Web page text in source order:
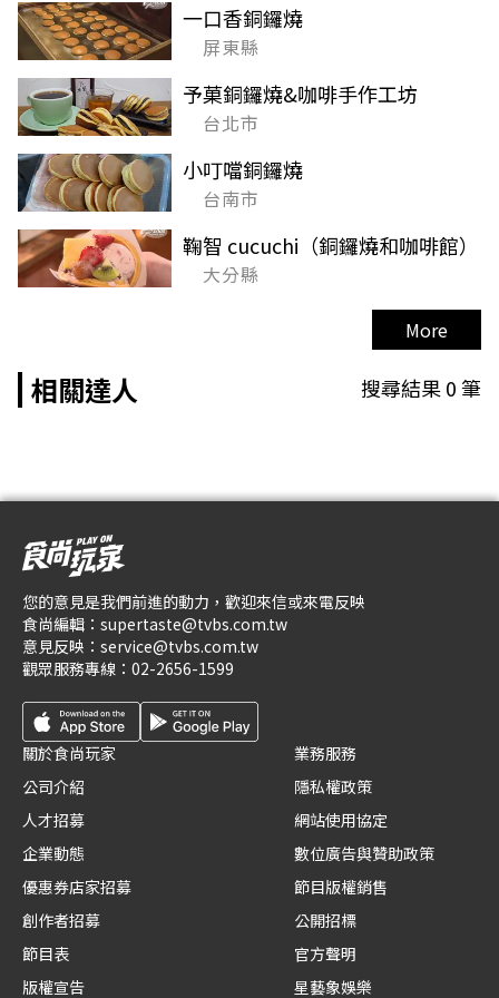
一口香銅鑼燒
屏東縣
予菓銅鑼燒&咖啡手作工坊
台北市
小叮噹銅鑼燒
台南市
鞠智 cucuchi（銅鑼燒和咖啡館）
大分縣
More
相關達人 搜尋結果0筆
您的意見是我們前進的動力，歡迎來信或來電反映
食尚編輯： supertaste@tvbs.com.tw
意見反映： service@tvbs.com.tw
觀眾服務專線： 02-2656-1599
關於食尚玩家
公司介紹
人才招募
企業動態
優惠券店家招募
創作者招募
節目表
版權宣告
業務服務
隱私權政策
網站使用協定
數位廣告與贊助政策
節目版權銷售
公開招標
官方聲明
星藝象娛樂